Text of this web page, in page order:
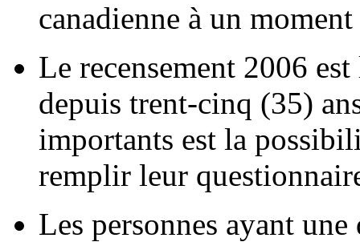
canadienne à un
Le recensement 2006
depuis trent-cinq (35)
importants est la
remplir leur
Les personnes ayant